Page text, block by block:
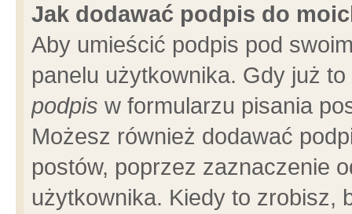
Jak dodawać podpis do
Aby umieścić podpis pod
panelu użytkownika. Gdy już
podpis w formularzu pisania
Możesz również dodawać
postów, poprzez zaznaczenie
użytkownika. Kiedy to zrobisz,